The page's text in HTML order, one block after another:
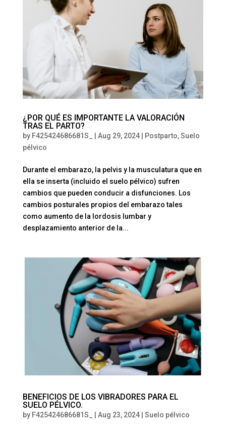
¿POR QUÉ ES IMPORTANTE LA VALORACIÓN
TRAS EL PARTO?
by F425424686681S_ Aug 29, 2024| Postparto,Suelo
pélvico
Durante el embarazo, la pelvis y la musculatura que en
ella se inserta (incluido el suelo pélvico) sufren
cambios que pueden conducir a disfunciones. Los
cambios posturales propios del embarazo tales
como aumento de la lordosis lumbar y
desplazamiento anterior de la...
BENEFICIOS DE LOS VIBRADORES PARA EL
SUELO PÉLVICO.
by F425424686681S_ Aug 23, 2024| Suelo pélvico